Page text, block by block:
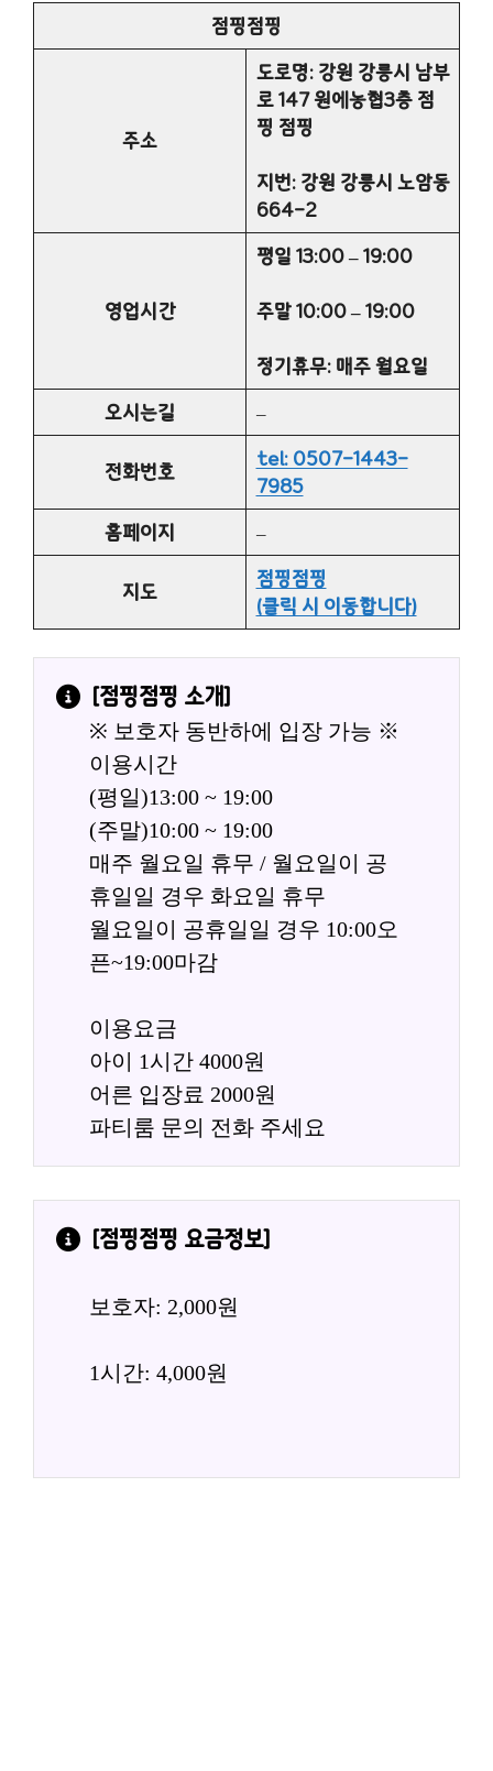
점핑점핑
주소
도로명: 강원 강릉시 남부
로 147 원에농협3층 점
핑 점핑
지번: 강원 강릉시 노암동
664-2
영업시간
평일 13:00 – 19:00
주말 10:00 – 19:00
정기휴무: 매주 월요일
오시는길
–
전화번호
tel: 0507-1443-
7985
홈페이지
–
지도
점핑점핑
(클릭 시 이동합니다)
[점핑점핑 소개]
※ 보호자 동반하에 입장 가능 ※
이용시간
(평일)13:00 ~ 19:00
(주말)10:00 ~ 19:00
매주 월요일 휴무 / 월요일이 공
휴일일 경우 화요일 휴무
월요일이 공휴일일 경우 10:00오
픈~19:00마감
이용요금
아이 1시간 4000원
어른 입장료 2000원
파티룸 문의 전화 주세요
[점핑점핑 요금정보]
보호자: 2,000원
1시간: 4,000원